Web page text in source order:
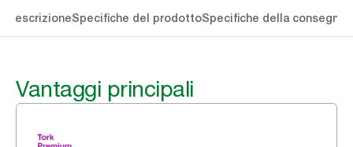
DescrizioneSpecifiche del prodottoSpecifiche della consegna
Vantaggi principali